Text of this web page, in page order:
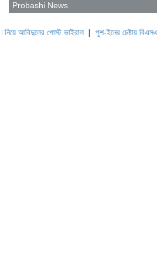
Probashi News
পোস্ট ভাইরাল|পুশ-ইনের চেষ্টায় বিএসএফ, পণ্ড